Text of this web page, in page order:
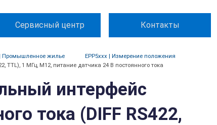
Сервисный центр Контакты
| Промышленное жилье
EPP5xxx | Измерение положения
TTL), 1 МГц, M12, питание датчика 24 В постоянного тока
интерфейс
тока (DIFF RS422,